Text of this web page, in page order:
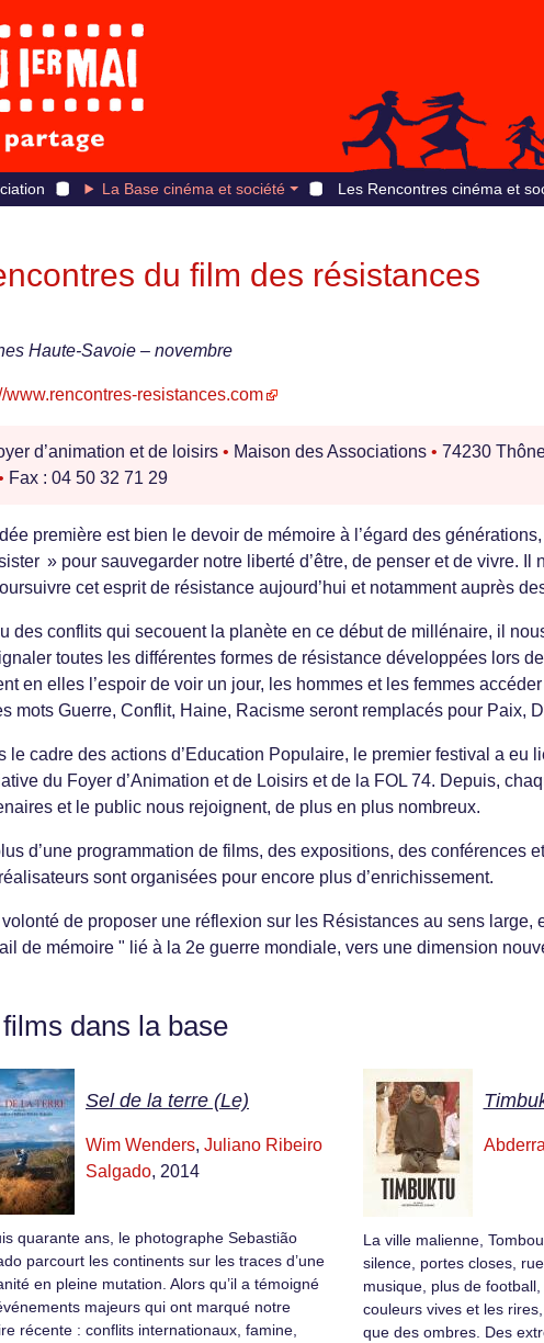
La Base cinéma et société Les Rencontres cinéma et
du film des résistances
Haute-Savoie – novembre
www.rencontres-resistances.com
d’animation et de loisirs • Maison des Associations • 74230
Fax : 04 50 32 71 29
première est bien le devoir de mémoire à l’égard des
» pour sauvegarder notre liberté d’être, de penser et de vivre. Il
cet esprit de résistance aujourd’hui et notamment auprès
des conflits qui secouent la planète en ce début de millénaire, il
toutes les différentes formes de résistance développées lors
en elles l’espoir de voir un jour, les hommes et les femmes
mots Guerre, Conflit, Haine, Racisme seront remplacés pour Paix,
le cadre des actions d’Education Populaire, le premier festival a eu
du Foyer d’Animation et de Loisirs et de la FOL 74. Depuis,
et le public nous rejoignent, de plus en plus nombreux.
d’une programmation de films, des expositions, des conférences
sont organisées pour encore plus d’enrichissement.
de proposer une réflexion sur les Résistances au sens large,
de mémoire " lié à la 2e guerre mondiale, vers une dimension
dans la base
Sel de la terre (Le)
Wim Wenders, Juliano Ribeiro
Salgado, 2014
quarante ans, le photographe Sebastião
parcourt les continents sur les traces d’une
en pleine mutation. Alors qu’il a témoigné
majeurs qui ont marqué notre
récente : conflits internationaux, famine,
La ville malienne,
silence, portes closes,
musique, plus de
couleurs vives et les
que des ombres. Des